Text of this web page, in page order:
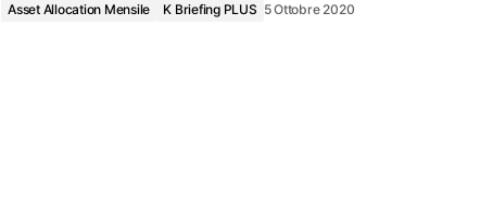
Asset Allocation Mensile K Briefing PLUS 5 Ottobre 2020